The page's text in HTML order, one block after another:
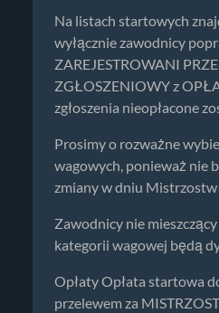
Na listach startowych
wyłącznie zawodnicy
ZAREJESTROWANI
ZGŁOSZENIOWY z
zgłoszenia nieopłacone
Prosimy o rozważne
wagowych, ponieważ nie
zmiany w dniu
Zawodnicy nie
kategorii wagowej będą
Opłaty Opłata startowa
przelewem za